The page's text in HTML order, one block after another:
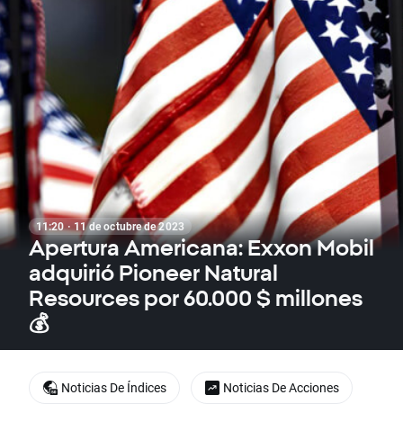
11:20 · 11 de octubre de 2023
Apertura Americana: Exxon Mobil
adquirió Pioneer Natural
Resources por 60.000 $ millones
💰
Noticias De Índices Noticias De Acciones